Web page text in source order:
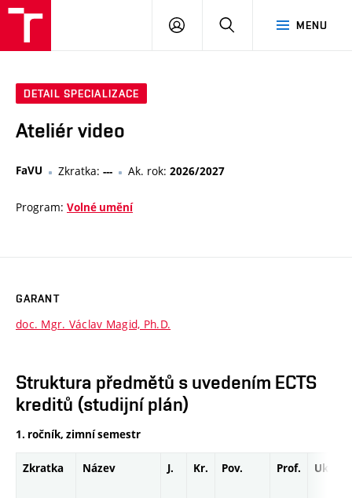
MENU
PŘIHLÁSIT
DETAIL SPECIALIZACE
Ateliér video
FaVU Zkratka: --- Ak. rok: 2026/2027
Program: Volné umění
GARANT
doc. Mgr. Václav Magid, Ph.D.
Struktura předmětů s uvedením ECTS
kreditů (studijní plán)
1. ročník, zimní semestr
Zkratka Název J. Kr. Pov. Prof. Uk.